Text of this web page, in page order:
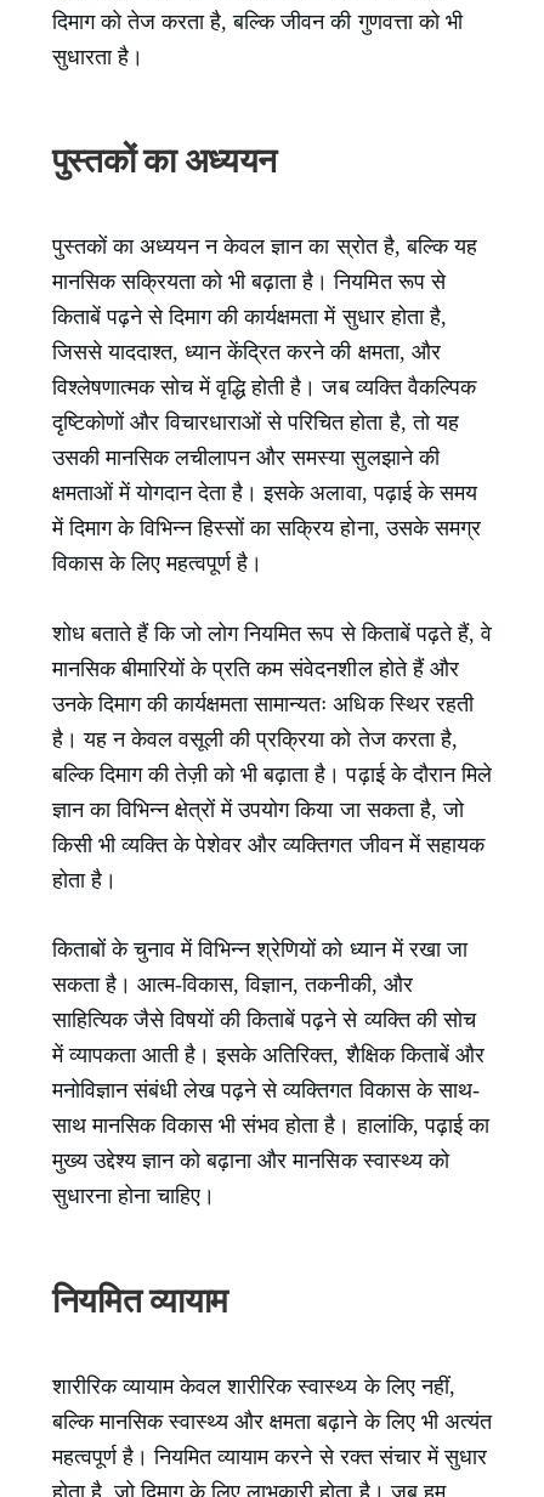
दिमाग को तेज करता है, बल्कि जीवन की गुणवत्ता को भी
सुधारता है।
पुस्तकों का अध्ययन
पुस्तकों का अध्ययन न केवल ज्ञान का स्रोत है, बल्कि यह
मानसिक सक्रियता को भी बढ़ाता है। नियमित रूप से
किताबें पढ़ने से दिमाग की कार्यक्षमता में सुधार होता है,
जिससे याददाश्त, ध्यान केंद्रित करने की क्षमता, और
विश्लेषणात्मक सोच में वृद्धि होती है। जब व्यक्ति वैकल्पिक
दृष्टिकोणों और विचारधाराओं से परिचित होता है, तो यह
उसकी मानसिक लचीलापन और समस्या सुलझाने की
क्षमताओं में योगदान देता है। इसके अलावा, पढ़ाई के समय
में दिमाग के विभिन्न हिस्सों का सक्रिय होना, उसके समग्र
विकास के लिए महत्वपूर्ण है।
शोध बताते हैं कि जो लोग नियमित रूप से किताबें पढ़ते हैं, वे
मानसिक बीमारियों के प्रति कम संवेदनशील होते हैं और
उनके दिमाग की कार्यक्षमता सामान्यतः अधिक स्थिर रहती
है। यह न केवल वसूली की प्रक्रिया को तेज करता है,
बल्कि दिमाग की तेज़ी को भी बढ़ाता है। पढ़ाई के दौरान मिले
ज्ञान का विभिन्न क्षेत्रों में उपयोग किया जा सकता है, जो
किसी भी व्यक्ति के पेशेवर और व्यक्तिगत जीवन में सहायक
होता है।
किताबों के चुनाव में विभिन्न श्रेणियों को ध्यान में रखा जा
सकता है। आत्म-विकास, विज्ञान, तकनीकी, और
साहित्यिक जैसे विषयों की किताबें पढ़ने से व्यक्ति की सोच
में व्यापकता आती है। इसके अतिरिक्त, शैक्षिक किताबें और
मनोविज्ञान संबंधी लेख पढ़ने से व्यक्तिगत विकास के साथ-
साथ मानसिक विकास भी संभव होता है। हालांकि, पढ़ाई का
मुख्य उद्देश्य ज्ञान को बढ़ाना और मानसिक स्वास्थ्य को
सुधारना होना चाहिए।
नियमित व्यायाम
शारीरिक व्यायाम केवल शारीरिक स्वास्थ्य के लिए नहीं,
बल्कि मानसिक स्वास्थ्य और क्षमता बढ़ाने के लिए भी अत्यंत
महत्वपूर्ण है। नियमित व्यायाम करने से रक्त संचार में सुधार
होता है, जो दिमाग के लिए लाभकारी होता है। जब हम